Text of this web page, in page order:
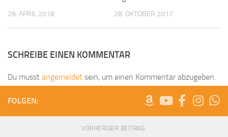
28. APRIL 2018 28. OKTOBER 2017
SCHREIBE EINEN KOMMENTAR
Du musst angemeldet sein, um einen Kommentar abzugeben.
FOLGEN:
VORHERIGER BEITRAG